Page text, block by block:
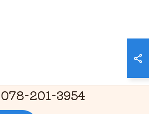
078-201-3954